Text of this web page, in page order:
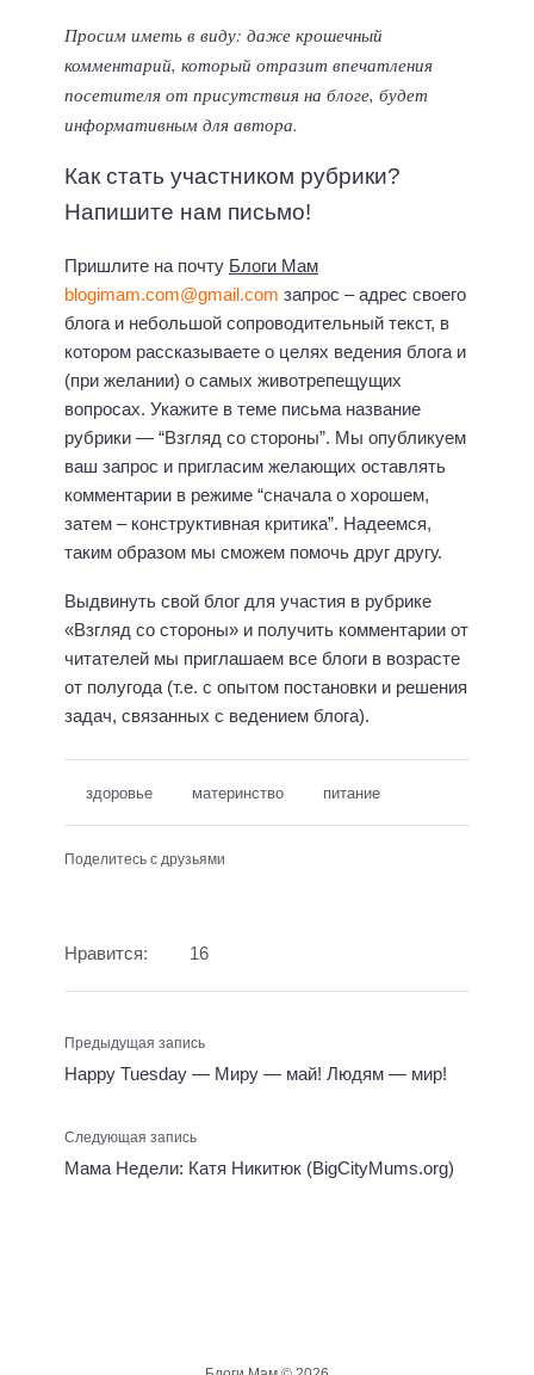
Просим иметь в виду: даже крошечный
комментарий, который отразит впечатления
посетителя от присутствия на блоге, будет
информативным для автора.
Как стать участником рубрики?
Напишите нам письмо!
Пришлите на почту Блоги Мам
blogimam.com@gmail.com запрос – адрес своего
блога и небольшой сопроводительный текст, в
котором рассказываете о целях ведения блога и
(при желании) о самых животрепещущих
вопросах. Укажите в теме письма название
рубрики — “Взгляд со стороны”. Мы опубликуем
ваш запрос и пригласим желающих оставлять
комментарии в режиме “сначала о хорошем,
затем – конструктивная критика”. Надеемся,
таким образом мы сможем помочь друг другу.
Выдвинуть свой блог для участия в рубрике
«Взгляд со стороны» и получить комментарии от
читателей мы приглашаем все блоги в возрасте
от полугода (т.е. с опытом постановки и решения
задач, связанных с ведением блога).
здоровье материнство питание
Поделитесь с друзьями
Нравится: 16
Предыдущая запись
Happy Tuesday — Миру — май! Людям — мир!
Следующая запись
Мама Недели: Катя Никитюк (BigCityMums.org)